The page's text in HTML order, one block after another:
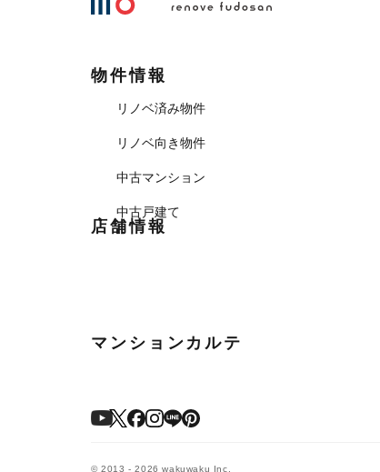
物件情報
リノベ済み物件
リノベ向き物件
中古マンション
中古戸建て
店舗情報
マンションカルテ
© 2013 - 2026 wakuwaku Inc.